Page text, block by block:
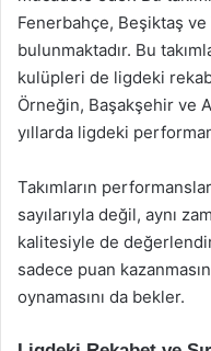
Fenerbahçe, Beşiktaş
bulunmaktadır. Bu
kulüpleri de ligdeki
Örneğin, Başakşehir ve
yıllarda ligdeki
Takımların
sayılarıyla değil, aynı
kalitesiyle de
sadece puan
oynamasını da bekler.